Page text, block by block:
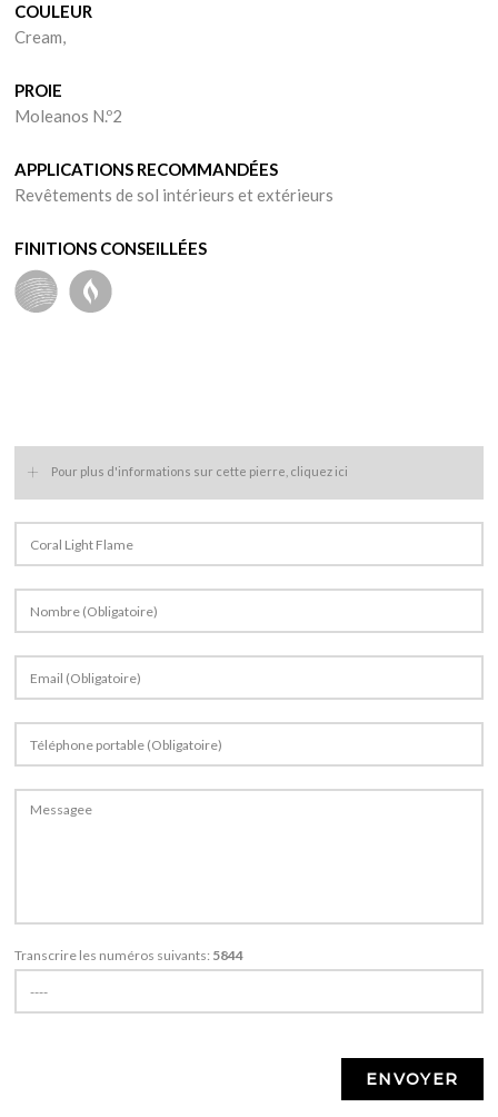
COULEUR
Cream,
PROIE
Moleanos N.º2
APPLICATIONS RECOMMANDÉES
Revêtements de sol intérieurs et extérieurs
FINITIONS CONSEILLÉES
+ Pour plus d'informations sur cette pierre, cliquez ici
Transcrire les numéros suivants: 5844